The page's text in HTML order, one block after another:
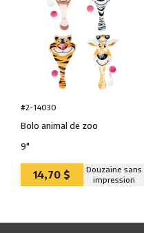
#2-14030
Bolo animal de zoo
9″
14,70 $
Douzaine sans
impression